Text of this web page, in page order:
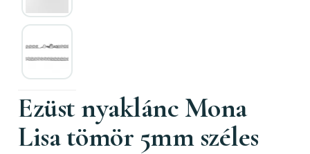
Ezüst nyaklánc Mona
Lisa tömör 5mm széles